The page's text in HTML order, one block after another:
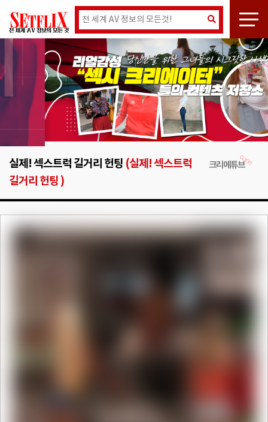
크리에튜브
실제! 섹스트럭 길거리 헌팅 (실제! 섹스트럭
길거리 헌팅 )